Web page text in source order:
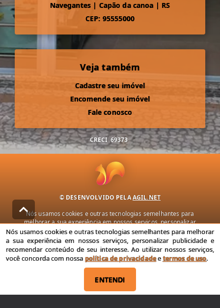
Navegantes | Capão da canoa | RS
CEP: 95555000
Veja também
Cadastre seu imóvel
Encomende seu imóvel
Fale conosco
CRECI 69373
© DESENVOLVIDO PELAAGIL.NET
Nós usamos cookies e outras tecnologias semelhantes para
melhorar a sua experiência em nossos serviços, personalizar
publicidade e recomendar conteúdo de seu interesse. Ao utilizar
nossos serviços, você concorda com nossa política de privacidade e
termos de uso.
Política de Privacidade Termos de uso
Nós usamos cookies e outras tecnologias semelhantes para melhorar
a sua experiência em nossos serviços, personalizar publicidade e
recomendar conteúdo de seu interesse. Ao utilizar nossos serviços,
você concorda com nossa política de privacidadeetermos de uso.
ENTENDI